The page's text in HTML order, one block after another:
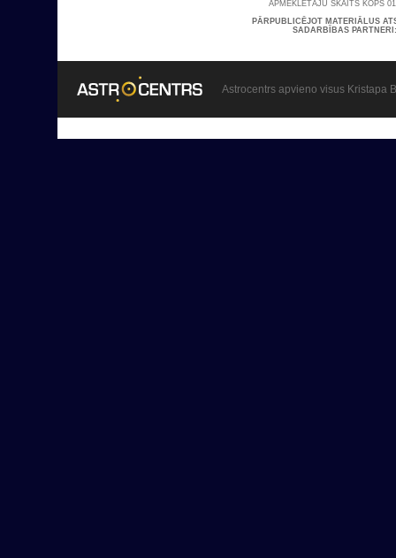
APMEKLĒTĀJU SKAITS KOPŠ
PĀRPUBLICĒJOT MATERIĀLUS
SADARBĪBAS
Astrocentrs apvieno visus Kristapa